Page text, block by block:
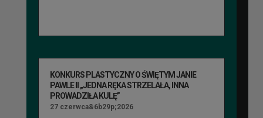
KONKURS PLASTYCZNY O ŚWIĘTYM JANIE
PAWLE II „JEDNA RĘKA STRZELAŁA, INNA
PROWADZIŁA KULĘ”
27 czerwca&6b29p;2026